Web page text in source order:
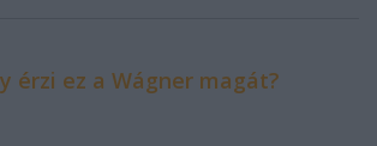
érzi ez a Wágner magát?